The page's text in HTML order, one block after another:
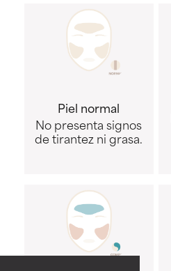
Piel normal
No presenta signos
de tirantez ni grasa.